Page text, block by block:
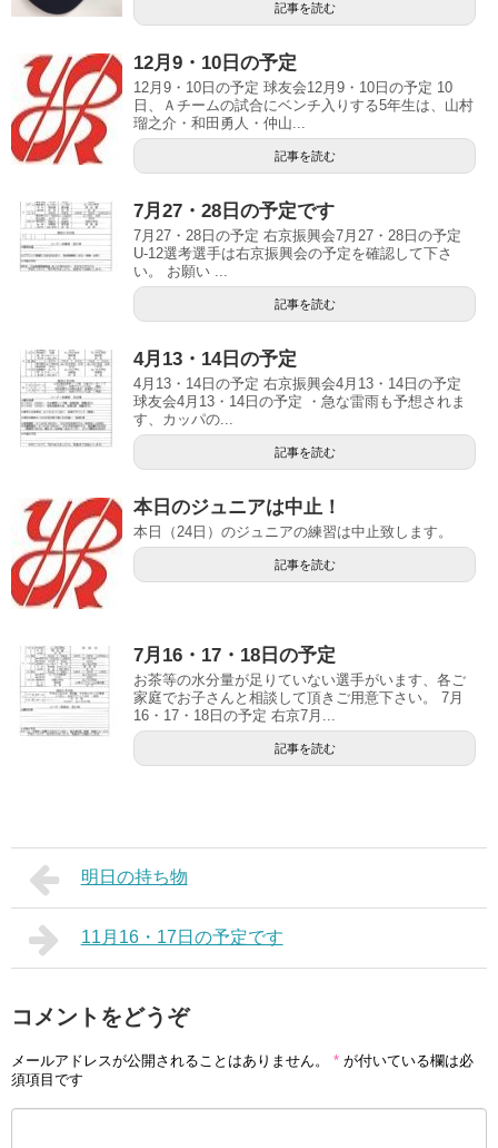
記事を読む
12月9・10日の予定
12月9・10日の予定 球友会12月9・10日の予定 10
日、Ａチームの試合にベンチ入りする5年生は、山村
瑠之介・和田勇人・仲山...
記事を読む
7月27・28日の予定です
7月27・28日の予定 右京振興会7月27・28日の予定
U-12選考選手は右京振興会の予定を確認して下さ
い。 お願い ...
記事を読む
4月13・14日の予定
4月13・14日の予定 右京振興会4月13・14日の予定
球友会4月13・14日の予定 ・急な雷雨も予想されま
す、カッパの...
記事を読む
本日のジュニアは中止！
本日（24日）のジュニアの練習は中止致します。
記事を読む
7月16・17・18日の予定
お茶等の水分量が足りていない選手がいます、各ご
家庭でお子さんと相談して頂きご用意下さい。 7月
16・17・18日の予定 右京7月...
記事を読む
明日の持ち物
11月16・17日の予定です
コメントをどうぞ
メールアドレスが公開されることはありません。 * が付いている欄は必
須項目です